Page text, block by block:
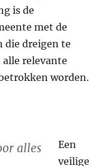
is de
met de
die dreigen te
relevante
worden.
alles
Een
veilige